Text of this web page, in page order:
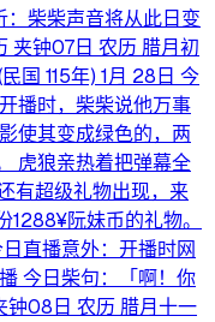
：柴柴声音将从此日变
夹钟07日 农历 腊月初
国 115年) 1月 28日 今
播时，柴柴说他万事
使其变成绿色的，两
虎狼亲热着把弹幕全
有超级礼物出现，来
阮妹币的礼物。
直播意外：开播时网
今日柴句：「啊！你
钟08日 农历 腊月十一